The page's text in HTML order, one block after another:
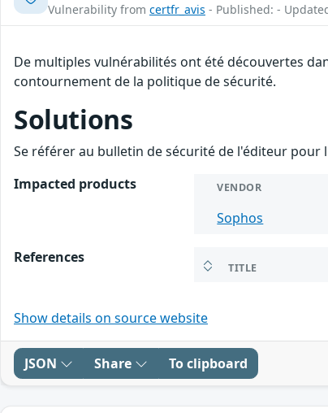
Vulnerability from certfr_avis - Published: -
De multiples vulnérabilités ont été découvertes
contournement de la politique de sécurité.
Solutions
Se référer au bulletin de sécurité de l'éditeur
Impacted products
VENDOR
Sophos
References
TITLE
Show details on source website
JSON Share To clipboard